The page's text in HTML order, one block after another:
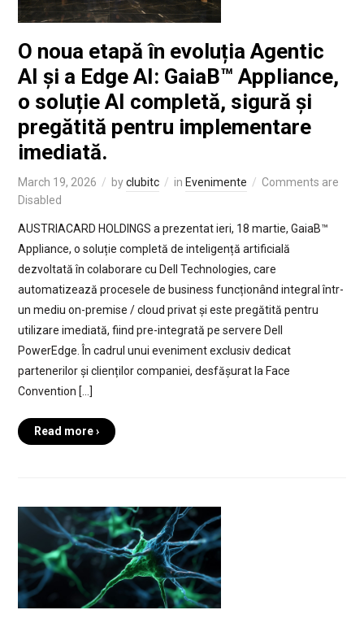
O noua etapă în evoluția Agentic
AI și a Edge AI: GaiaB™ Appliance,
o soluție AI completă, sigură și
pregătită pentru implementare
imediată.
March 19, 2026 byclubitc in Evenimente
Comments are
Disabled
AUSTRIACARD HOLDINGS a prezentat ieri, 18 martie, GaiaB™
Appliance, o soluție completă de inteligență artificială
dezvoltată în colaborare cu Dell Technologies, care
automatizează procesele de business funcționând integral într-
un mediu on-premise / cloud privat și este pregătită pentru
utilizare imediată, fiind pre-integrată pe servere Dell
PowerEdge. În cadrul unui eveniment exclusiv dedicat
partenerilor și clienților companiei, desfășurat la Face
Convention […]
Read more ›